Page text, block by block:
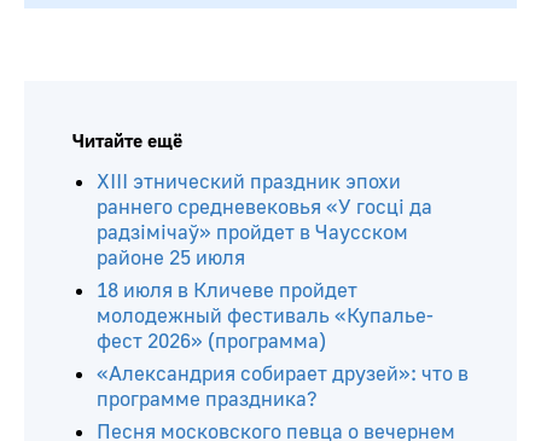
Читайте ещё
ХIII этнический праздник эпохи
раннего средневековья «У госці да
радзімічаў» пройдет в Чаусском
районе 25 июля
18 июля в Кличеве пройдет
молодежный фестиваль «Купалье-
фест 2026» (программа)
«Александрия собирает друзей»: что в
программе праздника?
Песня московского певца о вечернем